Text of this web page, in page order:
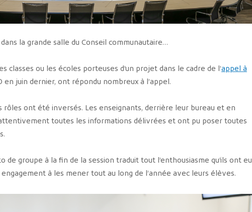
la grande salle du Conseil communautaire…
classes ou les écoles porteuses d’un projet dans le cadre de l’appel à
en juin dernier, ont répondu nombreux à l’appel.
rôles ont été inversés. Les enseignants, derrière leur bureau et en
toutes les informations délivrées et ont pu poser toutes
de groupe à la fin de la session traduit tout l’enthousiasme qu’ils ont eu
à les mener tout au long de l’année avec leurs élèves.